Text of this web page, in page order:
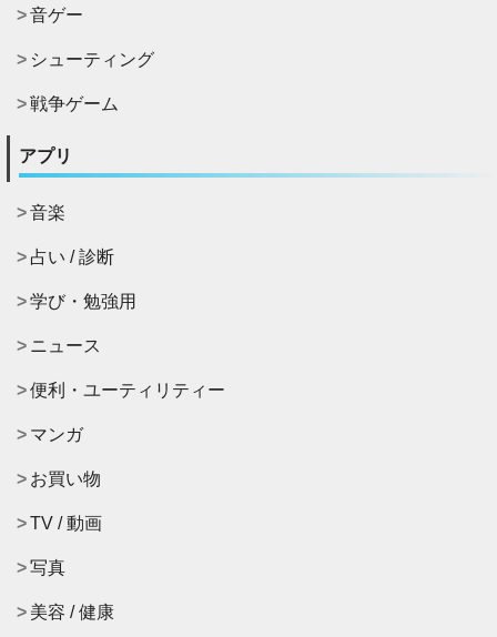
音ゲー
シューティング
戦争ゲーム
アプリ
音楽
占い / 診断
学び・勉強用
ニュース
便利・ユーティリティー
マンガ
お買い物
TV / 動画
写真
美容 / 健康